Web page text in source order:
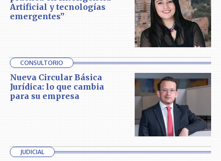
Artificial y tecnologías
emergentes”
CONSULTORIO
Nueva Circular Básica
Jurídica: lo que cambia
para su empresa
JUDICIAL